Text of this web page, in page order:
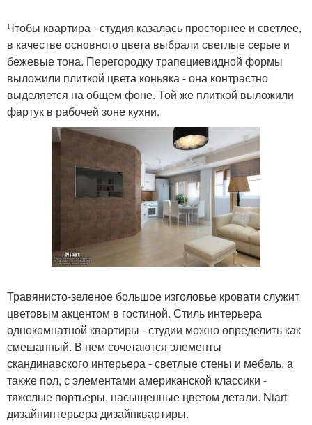
Чтобы квартира - студия казалась просторнее и светлее,
в качестве основного цвета выбрали светлые серые и
бежевые тона. Перегородку трапециевидной формы
выложили плиткой цвета коньяка - она контрастно
выделяется на общем фоне. Той же плиткой выложили
фартук в рабочей зоне кухни.
Травянисто-зеленое большое изголовье кровати служит
цветовым акцентом в гостиной. Стиль интерьера
однокомнатной квартиры - студии можно определить как
смешанный. В нем сочетаются элементы
скандинавского интерьера - светлые стены и мебель, а
также пол, с элементами американской классики -
тяжелые портьеры, насыщенные цветом детали. Niart
дизайнинтерьера дизайнквартиры.